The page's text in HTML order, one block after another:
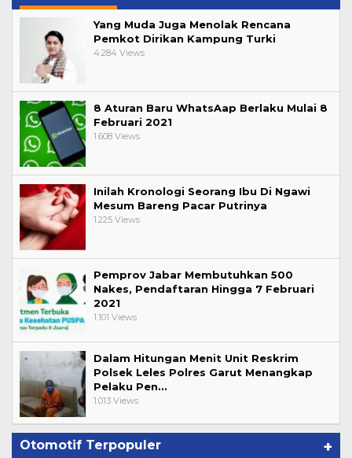
Yang Muda Juga Menolak Rencana
Pemkot Dirikan Kampung Turki
4.284 Views
8 Aturan Baru WhatsAap Berlaku Mulai 8
Februari 2021
1.608 Views
Inilah Kronologi Seorang Ibu Di Ngawi
Mesum Bareng Pacar Putrinya
1.225 Views
Pemprov Jabar Membutuhkan 500
Nakes, Pendaftaran Hingga 7 Februari
2021
1.101 Views
Dalam Hitungan Menit Unit Reskrim
Polsek Leles Polres Garut Menangkap
Pelaku Pen…
1.013 Views
Otomotif Terpopuler +